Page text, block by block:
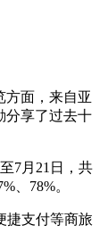
方面，来自亚
分享了过去十
7月21日，共
、78%。
捷支付等商旅